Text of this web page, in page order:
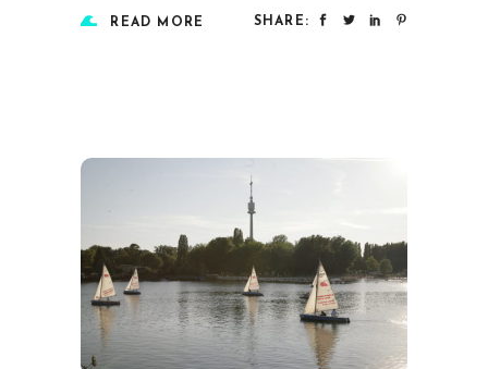
READ MORE SHARE: